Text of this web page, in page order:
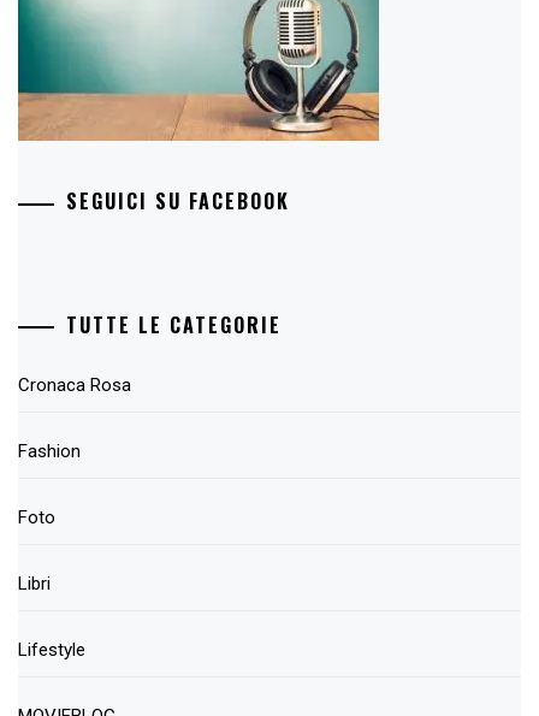
SEGUICI SU FACEBOOK
TUTTE LE CATEGORIE
Cronaca Rosa
Fashion
Foto
Libri
Lifestyle